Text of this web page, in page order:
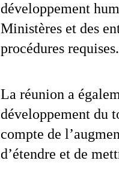
développement
Ministères et des
procédures requises.
La réunion a
développement du
compte de
d’étendre et de